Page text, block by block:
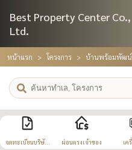
Best Property Center Co.,
Ltd.
หน้าแรก โครงการ บ้านพร้อมพัฒน์
จดทะเบียนบริษัท ผ่อนตรงเจ้าของ เค